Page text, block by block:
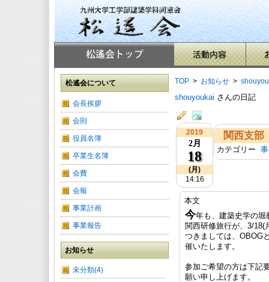
松遙会について
会長挨拶
会則
役員名簿
卒業生名簿
会費
会報
事業計画
事業報告
お知らせ
未分類(4)
TOP > お知らせ >
shouyoukai さんの日記
2019
2月
18
(月)
14:16
関西支
カテゴリー
本文
今年も、建築史学の堀
関西研修旅行が、3/18(
つきましては、OBOG
催いたします。
参加ご希望の方は下記
願い申し上げます。